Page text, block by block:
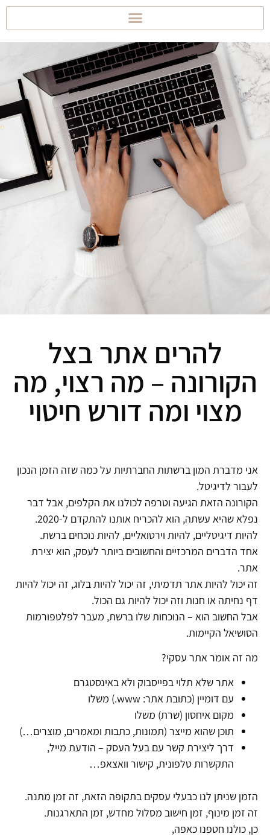
להרים אתר בצל
הקורונה – מה רצוי, מה
מצוי ומה דורש חיטוי
אני מדברת המון ברשתות החברתיות על כמה שזה הזמן הנכון
לעבור לדיגיטל.
הקורונה הזאת הגיעה וטרפה לכולנו את הקלפים, אבל דבר
נפלא שהיא עשתה, הוא להכריח אותנו להתקדם ל-2020.
להיות דיגיטליים, להיות וירטואליים, להיות נוכחים ברשת.
אחד הדברים המרכזיים והחשובים ביותר לעסק, הוא יצירת
אתר.
זה יכול להיות אתר תדמיתי, זה יכול להיות בלוג, זה יכול להיות
דף נחיתה או חנות וזה יכול להיות גם הכול.
אבל החשוב הוא – הנוכחות שלו ברשת, מעבר לפלטפורמות
הסושיאל הקיימות.
מה זה אומר אתר עסקי?
אתר שלא תלוי בפייסבוק ולא באינסטגרם
עם דומיין (כתובת אתר: www.) משלו
מקום איחסון (שרת) משלו
תוכן שהוא מייצר (תמונות, כתבות ומאמרים, מוצרים…)
דרך ליצירת קשר עם בעל העסק – הודעת מייל,
התקשרות טלפונית, קישור וואצאפ…
הזמן שניתן לנו כבעלי עסקים בתקופה הזאת, זה זמן מתנה.
זה זמן מינוף, זמן חישוב מסלול מחדש, זמן התארגנות.
כן, כולנו חטפנו כאפה,